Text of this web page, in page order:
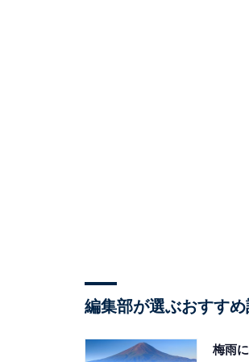
編集部が選ぶおすすめ
梅雨